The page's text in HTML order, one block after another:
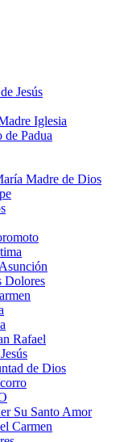
Jesús
Iglesia
de Padua
Madre de Dios
Dolores
Rafael
de Dios
Su Santo Amor
Carmen